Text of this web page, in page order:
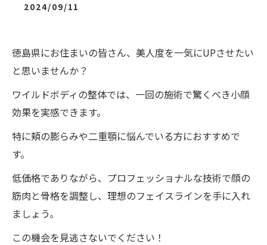
2024/09/11
徳島県にお住まいの皆さん、美人度を一気にUPさせたい
と思いませんか？
ワイルドボディの整体では、一回の施術で驚くべき小顔
効果を実感できます。
特に頬の膨らみや二重顎に悩んでいる方におすすめで
す。
低価格でありながら、プロフェッショナルな技術で顔の
筋肉と骨格を調整し、理想のフェイスラインを手に入れ
ましょう。
この機会を見逃さないでください！